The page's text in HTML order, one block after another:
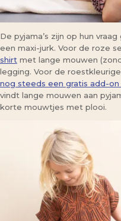
De pyjama’s zijn op hun
een maxi-jurk. Voor de roze
shirt met lange mouwen
legging. Voor de
nog steeds een gratis add-on
vindt lange mouwen aan
korte mouwtjes met plooi.